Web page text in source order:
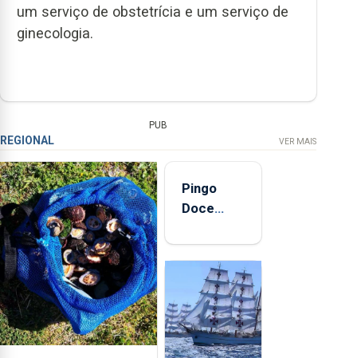
um serviço de obstetrícia e um serviço de
ginecologia.
PUB
REGIONAL VER MAIS
Pingo
Doce
quinta-
feira nova
loja em
São
Sebastião
e cria 30